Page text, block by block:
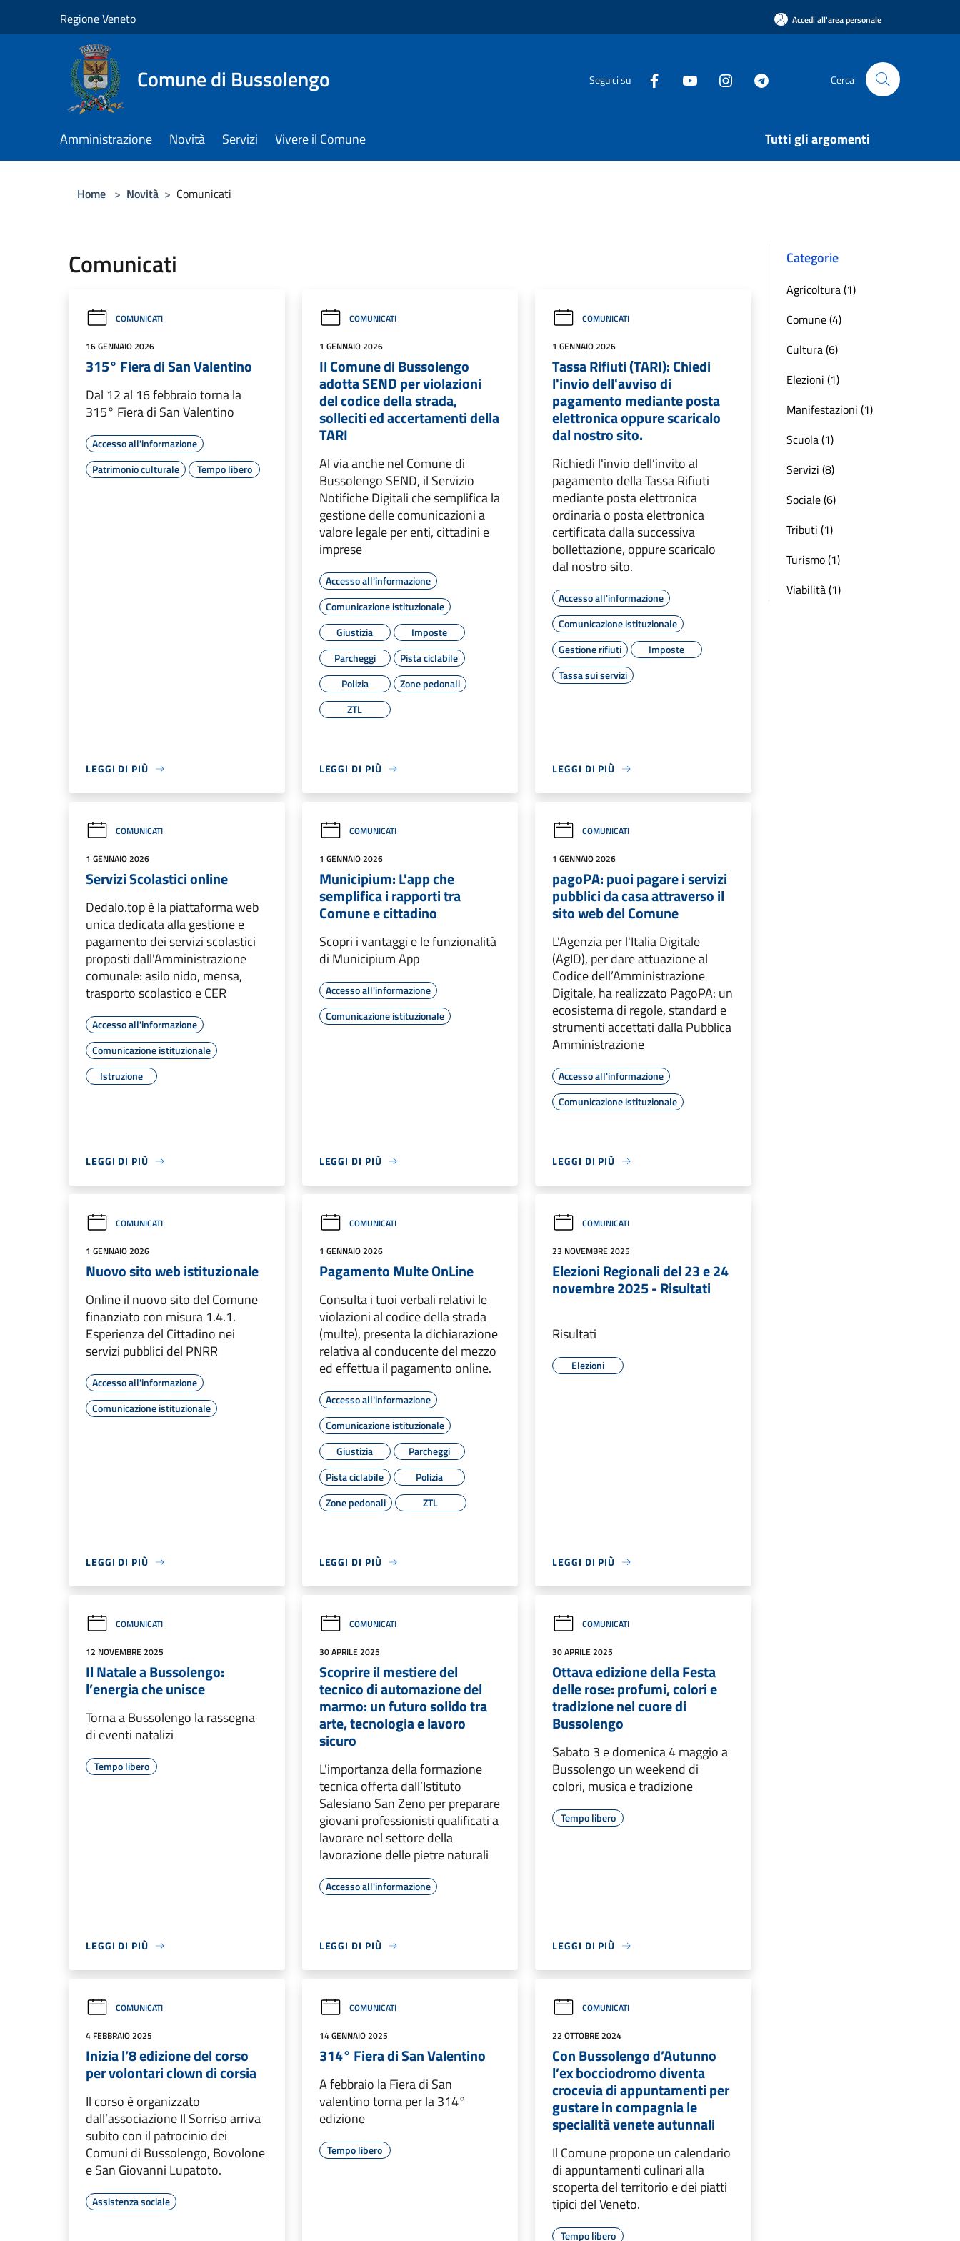
Regione Veneto Accedi all'area personale
Comune di Bussolengo Seguici su Cerca
Amministrazione Novità Servizi Vivere il Comune Tutti gli argomenti
Home > Novità > Comunicati
Comunicati
COMUNICATI
16 GENNAIO 2026
315° Fiera di San Valentino
Dal 12 al 16 febbraio torna la
315° Fiera di San Valentino
Accesso all'informazione
Patrimonio culturale
Tempo libero
LEGGI DI PIÙ
COMUNICATI
1 GENNAIO 2026
Il Comune di Bussolengo
adotta SEND per violazioni
del codice della strada,
solleciti ed accertamenti della
TARI
Al via anche nel Comune di
Bussolengo SEND, il Servizio
Notifiche Digitali che semplifica la
gestione delle comunicazioni a
valore legale per enti, cittadini e
imprese
Accesso all'informazione
Comunicazione istituzionale
Giustizia
Imposte
Parcheggi
Pista ciclabile
Polizia
Zone pedonali
ZTL
LEGGI DI PIÙ
COMUNICATI
1 GENNAIO 2026
Tassa Rifiuti (TARI): Chiedi
l'invio dell'avviso di
pagamento mediante posta
elettronica oppure scaricalo
dal nostro sito.
Richiedi l'invio dell’invito al
pagamento della Tassa Rifiuti
mediante posta elettronica
ordinaria o posta elettronica
certificata dalla successiva
bollettazione, oppure scaricalo
dal nostro sito.
Accesso all'informazione
Comunicazione istituzionale
Gestione rifiuti
Imposte
Tassa sui servizi
LEGGI DI PIÙ
COMUNICATI
1 GENNAIO 2026
Servizi Scolastici online
Dedalo.top è la piattaforma web
unica dedicata alla gestione e
pagamento dei servizi scolastici
proposti dall'Amministrazione
comunale: asilo nido, mensa,
trasporto scolastico e CER
Accesso all'informazione
Comunicazione istituzionale
Istruzione
LEGGI DI PIÙ
COMUNICATI
1 GENNAIO 2026
Municipium: L'app che
semplifica i rapporti tra
Comune e cittadino
Scopri i vantaggi e le funzionalità
di Municipium App
Accesso all'informazione
Comunicazione istituzionale
LEGGI DI PIÙ
COMUNICATI
1 GENNAIO 2026
pagoPA: puoi pagare i servizi
pubblici da casa attraverso il
sito web del Comune
L'Agenzia per l'Italia Digitale
(AgID), per dare attuazione al
Codice dell’Amministrazione
Digitale, ha realizzato PagoPA: un
ecosistema di regole, standard e
strumenti accettati dalla Pubblica
Amministrazione
Accesso all'informazione
Comunicazione istituzionale
LEGGI DI PIÙ
COMUNICATI
1 GENNAIO 2026
Nuovo sito web istituzionale
Online il nuovo sito del Comune
finanziato con misura 1.4.1.
Esperienza del Cittadino nei
servizi pubblici del PNRR
Accesso all'informazione
Comunicazione istituzionale
LEGGI DI PIÙ
COMUNICATI
1 GENNAIO 2026
Pagamento Multe OnLine
Consulta i tuoi verbali relativi le
violazioni al codice della strada
(multe), presenta la dichiarazione
relativa al conducente del mezzo
ed effettua il pagamento online.
Accesso all'informazione
Comunicazione istituzionale
Giustizia
Parcheggi
Pista ciclabile
Polizia
Zone pedonali
ZTL
LEGGI DI PIÙ
COMUNICATI
23 NOVEMBRE 2025
Elezioni Regionali del 23 e 24
novembre 2025 - Risultati
Risultati
Elezioni
LEGGI DI PIÙ
COMUNICATI
12 NOVEMBRE 2025
Il Natale a Bussolengo:
l’energia che unisce
Torna a Bussolengo la rassegna
di eventi natalizi
Tempo libero
LEGGI DI PIÙ
COMUNICATI
30 APRILE 2025
Scoprire il mestiere del
tecnico di automazione del
marmo: un futuro solido tra
arte, tecnologia e lavoro
sicuro
L'importanza della formazione
tecnica offerta dall’Istituto
Salesiano San Zeno per preparare
giovani professionisti qualificati a
lavorare nel settore della
lavorazione delle pietre naturali
Accesso all'informazione
LEGGI DI PIÙ
COMUNICATI
30 APRILE 2025
Ottava edizione della Festa
delle rose: profumi, colori e
tradizione nel cuore di
Bussolengo
Sabato 3 e domenica 4 maggio a
Bussolengo un weekend di
colori, musica e tradizione
Tempo libero
LEGGI DI PIÙ
COMUNICATI
4 FEBBRAIO 2025
Inizia l’8 edizione del corso
per volontari clown di corsia
Il corso è organizzato
dall’associazione Il Sorriso arriva
subito con il patrocinio dei
Comuni di Bussolengo, Bovolone
e San Giovanni Lupatoto.
Assistenza sociale
COMUNICATI
14 GENNAIO 2025
314° Fiera di San Valentino
A febbraio la Fiera di San
valentino torna per la 314°
edizione
Tempo libero
COMUNICATI
22 OTTOBRE 2024
Con Bussolengo d’Autunno
l’ex bocciodromo diventa
crocevia di appuntamenti per
gustare in compagnia le
specialità venete autunnali
Il Comune propone un calendario
di appuntamenti culinari alla
scoperta del territorio e dei piatti
tipici del Veneto.
Tempo libero
Categorie
Agricoltura (1)
Comune (4)
Cultura (6)
Elezioni (1)
Manifestazioni (1)
Scuola (1)
Servizi (8)
Sociale (6)
Tributi (1)
Turismo (1)
Viabilità (1)